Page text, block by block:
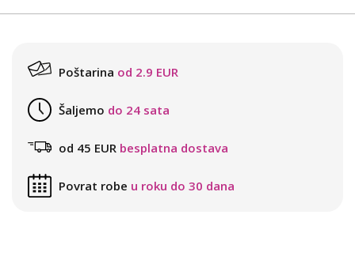
Poštarina od 2.9 EUR
Šaljemo do 24 sata
od 45 EUR besplatna dostava
Povrat robe u roku do 30 dana